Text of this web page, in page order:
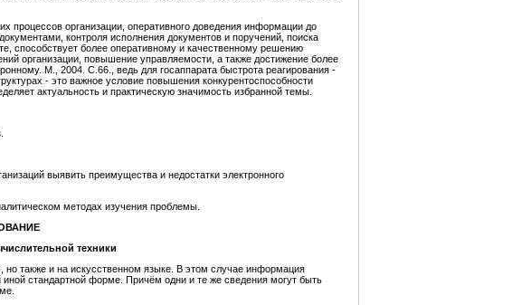
организации, оперативного доведения информации до
контроля исполнения документов и поручений, поиска
способствует более оперативному и качественному решению
организации, повышение управляемости, а также достижение более
М., 2004. С.66., ведь для госаппарата быстрота реагирования -
- это важное условие повышения конкурентоспособности
актуальность и практическую значимость избранной темы.
выявить преимущества и недостатки электронного
методах изучения проблемы.
техники
но также и на искусственном языке. В этом случае информация
стандартной форме. Причём одни и те же сведения могут быть